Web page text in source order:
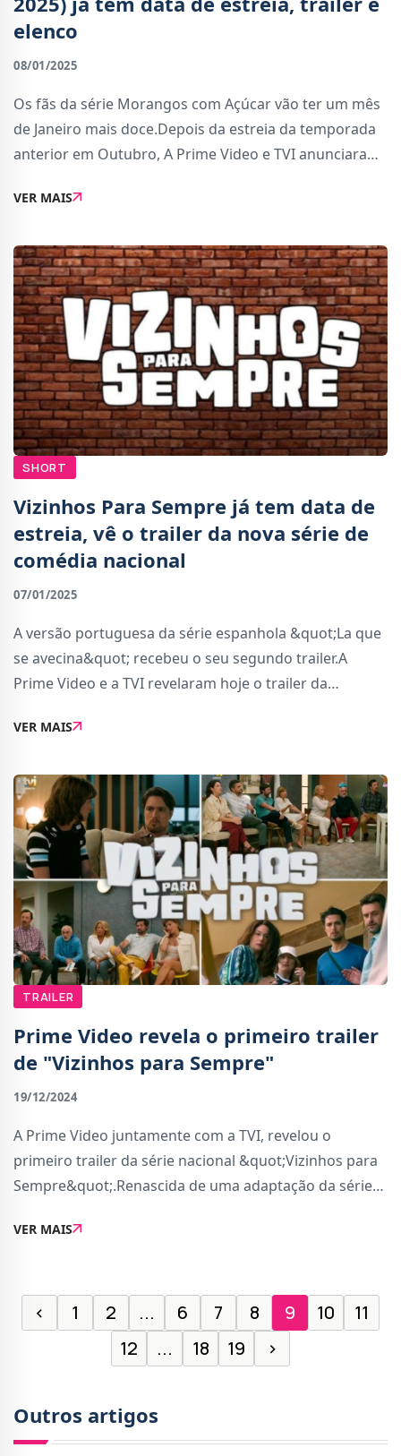
elenco
08/01/2025
Os fãs da série Morangos com Açúcar vão ter um mês
de Janeiro mais doce.Depois da estreia da temporada
anterior em Outubro, A Prime Video e TVI anunciaram
com Açúcar. A estreia de Morangos
VER MAIS
SHORT
Vizinhos Para Sempre já tem data de
estreia, vê o trailer da nova série de
comédia nacional
07/01/2025
A versão portuguesa da série espanhola &quot;La que
se avecina&quot; recebeu o seu segundo trailer.A
Prime Video e a TVI revelaram hoje o trailer da
Sempre&quot; juntamente com a data de estreia.A
VER MAIS
TRAILER
Prime Video revela o primeiro trailer
de "Vizinhos para Sempre"
19/12/2024
A Prime Video juntamente com a TVI, revelou o
primeiro trailer da série nacional &quot;Vizinhos para
Sempre&quot;.Renascida de uma adaptação da série
&quot;Vizinhos para Sempre&quot; conta com a
VER MAIS
‹ 1 2 ... 6 7 8 9 10
11
12
... 18 19 ›
Outros artigos